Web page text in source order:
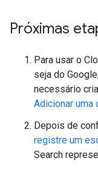
Próximas
Para usar o
seja do
necessário
Adicionar uma
Depois de
registre um
Search